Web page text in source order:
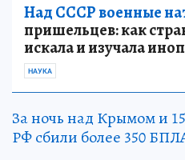
Над СССР военные
пришельцев: как
искала и изучала
НАУКА
За ночь над Крымом и
РФ сбили более 350